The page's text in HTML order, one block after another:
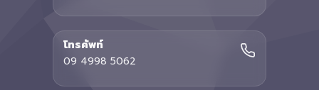
โทรศัพท์
09 4998 5062